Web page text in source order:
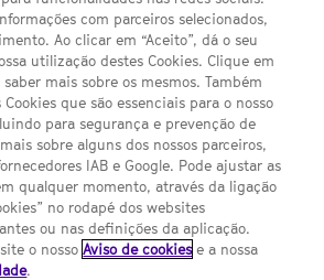
com parceiros selecionados,
Ao clicar em “Aceito”, dá o seu
utilização destes Cookies. Clique em
mais sobre os mesmos. Também
que são essenciais para o nosso
para segurança e prevenção de
sobre alguns dos nossos parceiros,
IAB e Google. Pode ajustar as
qualquer momento, através da ligação
no rodapé dos websites
ou nas definições da aplicação.
o nossoAviso de cookies e a nossa
.